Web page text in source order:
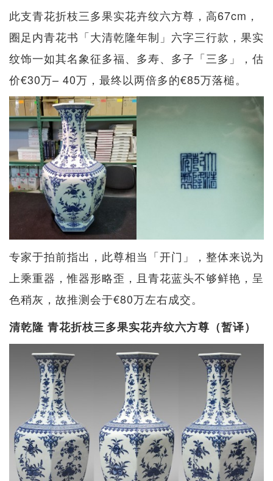
此支青花折枝三多果实花卉纹六方尊，高67cm，
圈足内青花书「大清乾隆年制」六字三行款，果实
纹饰一如其名象征多福、多寿、多子「三多」，估
价€30万– 40万，最终以两倍多的€85万落槌。
专家于拍前指出，此尊相当「开门」，整体来说为
上乘重器，惟器形略歪，且青花蓝头不够鲜艳，呈
色稍灰，故推测会于€80万左右成交。
清乾隆 青花折枝三多果实花卉纹六方尊（暂译）